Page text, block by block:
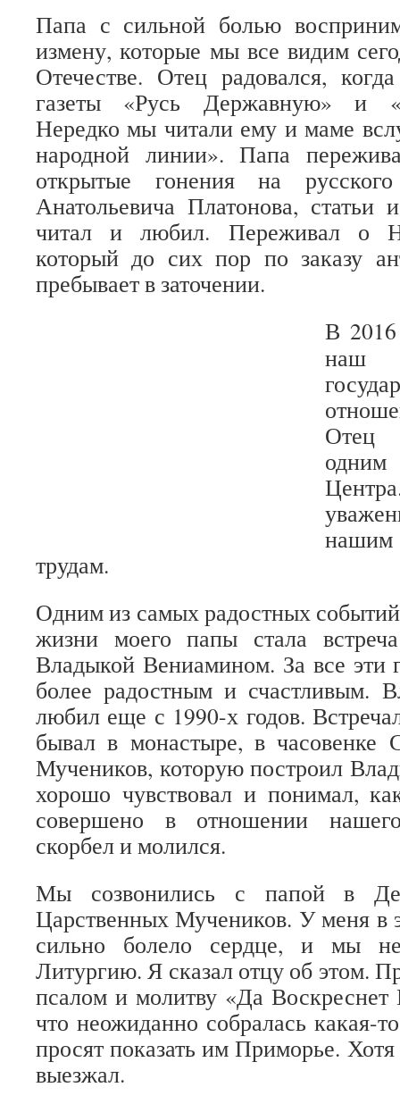
Папа с сильной болью
измену, которые мы все видим
Отечестве. Отец радовался,
газеты «Русь Державную» и
Нередко мы читали ему и маме
народной линии». Папа
открытые гонения на
Анатольевича Платонова, статьи
читал и любил. Переживал о
который до сих пор по заказу
пребывает в заточении.
В 2016
наш
Отец
нашим
трудам.
Одним из самых радостных
жизни моего папы стала
Владыкой Вениамином. За все эти
более радостным и счастливым.
любил еще с 1990-х годов.
бывал в монастыре, в часовенке
Мучеников, которую построил
хорошо чувствовал и понимал,
совершено в отношении
скорбел и молился.
Мы созвонились с папой в
Царственных Мучеников. У меня в
сильно болело сердце, и мы
Литургию. Я сказал отцу об этом.
псалом и молитву «Да
что неожиданно собралась какая-
просят показать им Приморье.
выезжал.